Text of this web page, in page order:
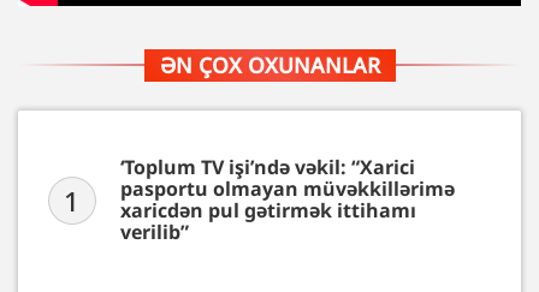
ƏN ÇOX OXUNANLAR
1
‘Toplum TV işi’ndə vəkil: “Xarici
pasportu olmayan müvəkkillərimə
xaricdən pul gətirmək ittihamı
verilib”